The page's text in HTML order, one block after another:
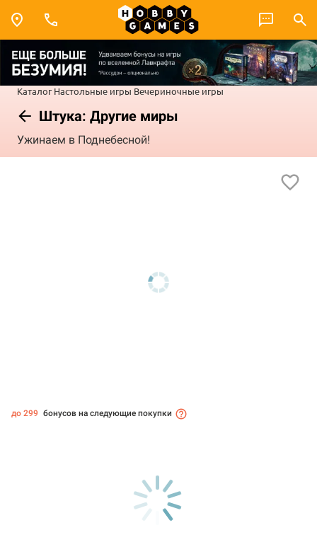
Каталог Настольные игры Вечериночные игры
Штука: Другие миры
Ужинаем в Поднебесной!
до 299 бонусов на следующие покупки